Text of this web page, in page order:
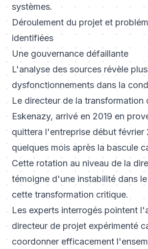
systèmes.
Déroulement du projet et
identifiées
Une gouvernance défaillante
L'analyse des sources révèle
dysfonctionnements dans la
Le directeur de la transformation
Eskenazy, arrivé en 2019 en
quittera l'entreprise début février
quelques mois après la bascule
Cette rotation au niveau de la
témoigne d'une instabilité dans
cette transformation critique.
Les experts interrogés pointent
directeur de projet expérimenté
coordonner efficacement